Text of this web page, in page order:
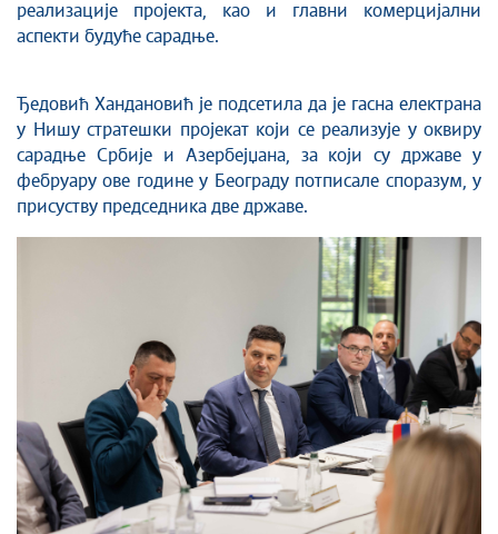
реализације пројекта, као и главни комерцијални
аспекти будуће сарадње.
Ђедовић Хандановић је подсетила да је гасна електрана
у Нишу стратешки пројекат који се реализује у оквиру
сарадње Србије и Азербејџана, за који су државе у
фебруару ове године у Београду потписале споразум, у
присуству председника две државе.